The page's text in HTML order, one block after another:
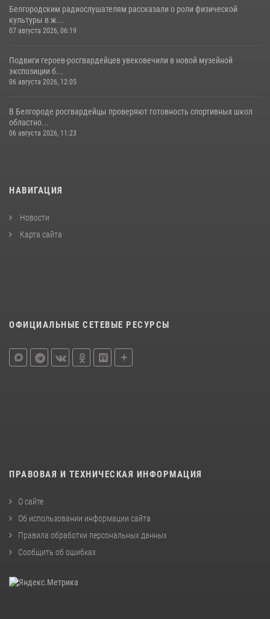
Белгородским радиослушателям рассказали о роли физической
культуры в ж...
07 августа 2026, 06:19
Подвиги героев‑росгвардейцев увековечили в новой музейной
экспозиции б...
06 августа 2026, 12:05
В Белгороде росгвардейцы проверяют готовность спортивных школ
областно...
06 августа 2026, 11:23
НАВИГАЦИЯ
Новости
Карта сайта
ОФИЦИАЛЬНЫЕ СЕТЕВЫЕ РЕСУРСЫ
ПРАВОВАЯ И ТЕХНИЧЕСКАЯ ИНФОРМАЦИЯ
О сайте
Об использовании информации сайта
Правила обработки персональных данных
Сообщить об ошибках